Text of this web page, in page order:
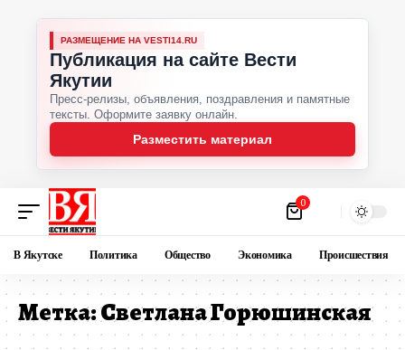
РАЗМЕЩЕНИЕ НА VESTI14.RU
Публикация на сайте Вести
Якутии
Пресс-релизы, объявления, поздравления и памятные
тексты. Оформите заявку онлайн.
Разместить материал
0
В Якутске Политика Общество Экономика Происшествия
Метка:Светлана Горюшинская